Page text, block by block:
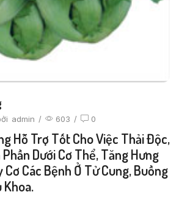
admin / 603 / 0
Hỗ Trợ Tốt Cho Việc Thải Độc,
Dưới Cơ Thể, Tăng Hưng
Cơ Các Bệnh Ở Tử Cung, Buồng
Khoa.